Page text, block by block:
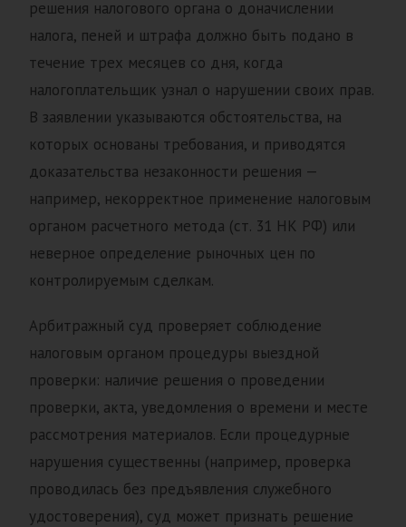
решения налогового органа о доначислении
налога, пеней и штрафа должно быть подано в
течение трех месяцев со дня, когда
налогоплательщик узнал о нарушении своих прав.
В заявлении указываются обстоятельства, на
которых основаны требования, и приводятся
доказательства незаконности решения —
например, некорректное применение налоговым
органом расчетного метода (ст. 31 НК РФ) или
неверное определение рыночных цен по
контролируемым сделкам.
Арбитражный суд проверяет соблюдение
налоговым органом процедуры выездной
проверки: наличие решения о проведении
проверки, акта, уведомления о времени и месте
рассмотрения материалов. Если процедурные
нарушения существенны (например, проверка
проводилась без предъявления служебного
удостоверения), суд может признать решение